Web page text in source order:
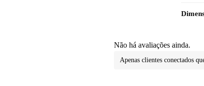
Não há avaliações ainda.
Apenas clientes conectados